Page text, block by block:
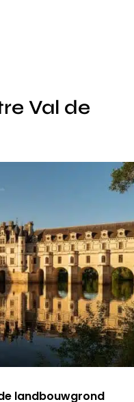
Val de
landbouwgrond